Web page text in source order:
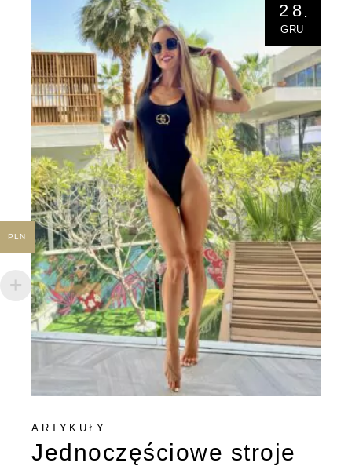
28
GRU
ARTYKUŁY
Jednoczęściowe stroje
PLN